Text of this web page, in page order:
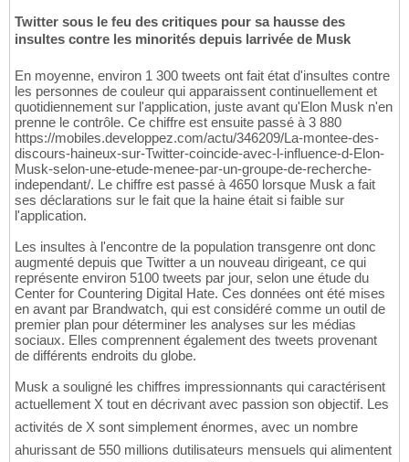
Twitter sous le feu des critiques pour sa hausse des
insultes contre les minorités depuis larrivée de Musk
En moyenne, environ 1 300 tweets ont fait état d'insultes contre
les personnes de couleur qui apparaissent continuellement et
quotidiennement sur l'application, juste avant qu'Elon Musk n'en
prenne le contrôle. Ce chiffre est ensuite passé à 3 880
https://mobiles.developpez.com/actu/346209/La-montee-des-
discours-haineux-sur-Twitter-coincide-avec-l-influence-d-Elon-
Musk-selon-une-etude-menee-par-un-groupe-de-recherche-
independant/. Le chiffre est passé à 4650 lorsque Musk a fait
ses déclarations sur le fait que la haine était si faible sur
l'application.
Les insultes à l'encontre de la population transgenre ont donc
augmenté depuis que Twitter a un nouveau dirigeant, ce qui
représente environ 5100 tweets par jour, selon une étude du
Center for Countering Digital Hate. Ces données ont été mises
en avant par Brandwatch, qui est considéré comme un outil de
premier plan pour déterminer les analyses sur les médias
sociaux. Elles comprennent également des tweets provenant
de différents endroits du globe.
Musk a souligné les chiffres impressionnants qui caractérisent
actuellement X tout en décrivant avec passion son objectif. Les
activités de X sont simplement énormes, avec un nombre
ahurissant de 550 millions dutilisateurs mensuels qui alimentent